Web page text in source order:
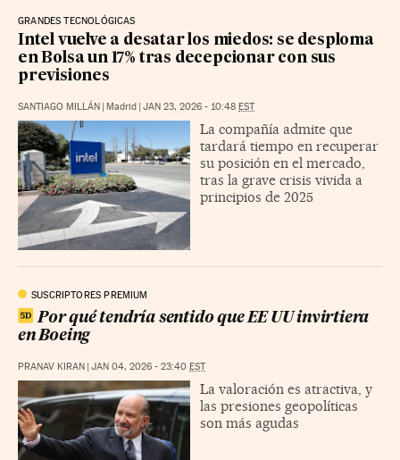
GRANDES TECNOLÓGICAS
Intel vuelve a desatar los miedos: se desploma
en Bolsa un 17% tras decepcionar con sus
previsiones
SANTIAGO MILLÁN Madrid JAN 23, 2026 - 10:48 EST
La compañía admite que
tardará tiempo en recuperar
su posición en el mercado,
tras la grave crisis vivida a
principios de 2025
SUSCRIPTORES PREMIUM
Por qué tendría sentido que EE UU invirtiera
en Boeing
PRANAV KIRAN JAN 04, 2026 - 23:40 EST
La valoración es atractiva, y
las presiones geopolíticas
son más agudas